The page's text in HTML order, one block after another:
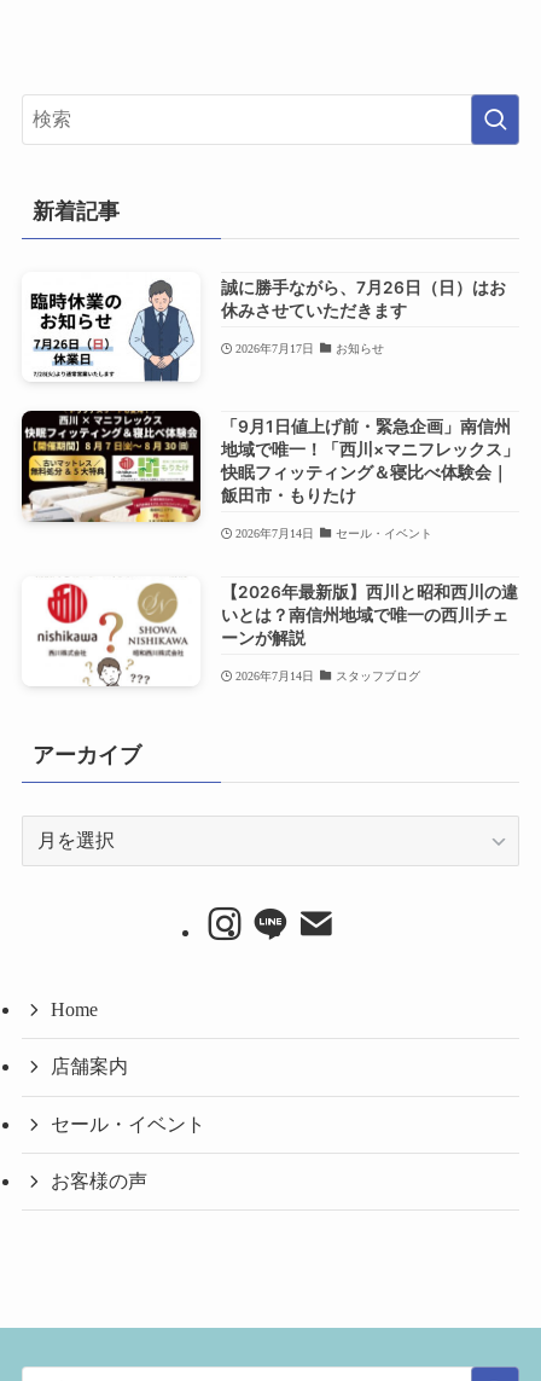
新着記事
誠に勝手ながら、7月26日（日）はお
休みさせていただきます
2026年7月17日 お知らせ
「9月1日値上げ前・緊急企画」南信州
地域で唯一！「西川×マニフレックス」
快眠フィッティング＆寝比べ体験会｜
飯田市・もりたけ
2026年7月14日 セール・イベント
【2026年最新版】西川と昭和西川の違
いとは？南信州地域で唯一の西川チェ
ーンが解説
2026年7月14日 スタッフブログ
アーカイブ
Home
店舗案内
セール・イベント
お客様の声